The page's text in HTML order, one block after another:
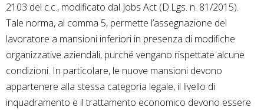
2103 del c.c., modificato dal Jobs Act (D.Lgs. n. 81/2015).
Tale norma, al comma 5, permette l’assegnazione del
lavoratore a mansioni inferiori in presenza di modifiche
organizzative aziendali, purché vengano rispettate alcune
condizioni. In particolare, le nuove mansioni devono
appartenere alla stessa categoria legale, il livello di
inquadramento e il trattamento economico devono essere